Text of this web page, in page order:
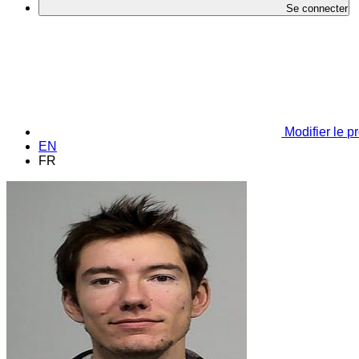
Se connecter
Modifier le
EN
FR